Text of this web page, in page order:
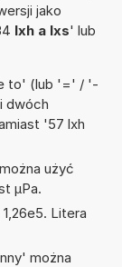
jako
lxh a lxs' lub
to' (lub '=' / '-
dwóch
'57 lxh
użyć
µPa.
Litera
można